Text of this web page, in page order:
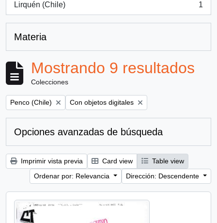
Lirquén (Chile)
, 1 resultados
1
Materia
Mostrando 9 resultados
Colecciones
Remove filter:
Penco (Chile) Remove filter:
Con objetos digitales
Opciones avanzadas de búsqueda
Imprimir vista previa Card view
Table view
Ordenar por: Relevancia
Dirección: Descendente